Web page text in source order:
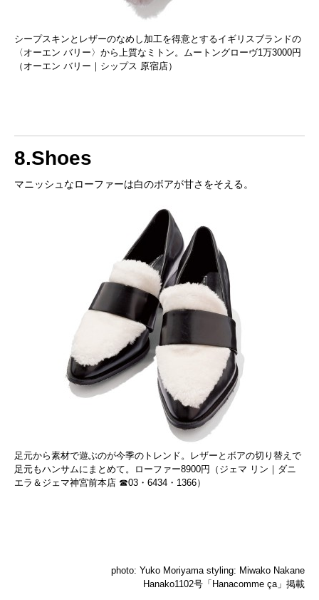
シープスキンとレザーのなめし加工を得意とするイギリスブランドの
〈オーエン バリー〉から上質なミトン。ムートングローヴ1万3000円
（オーエン バリー｜シップス 原宿店）
8.Shoes
マニッシュなローファーは白のボアが甘さをそえる。
足元から素材で遊ぶのが今季のトレンド。レザーとボアの切り替えで
足元もハンサムにまとめて。ローファー8900円（ジェマ リン｜ダニ
エラ＆ジェマ神宮前本店 ☎03・6434・1366）
photo: Yuko Moriyama styling: Miwako Nakane
Hanako1102号「Hanacomme ça」掲載